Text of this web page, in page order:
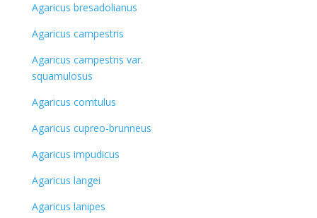
Agaricus bresadolianus
Agaricus campestris
Agaricus campestris var.
squamulosus
Agaricus comtulus
Agaricus cupreo-brunneus
Agaricus impudicus
Agaricus langei
Agaricus lanipes